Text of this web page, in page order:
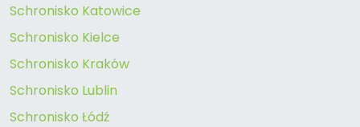
Schronisko Katowice
Schronisko Kielce
Schronisko Kraków
Schronisko Lublin
Schronisko Łódź